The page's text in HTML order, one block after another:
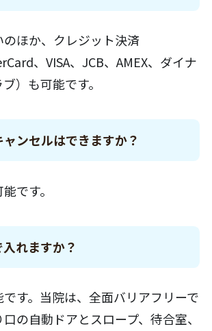
のほか、クレジット決済
、VISA、JCB、AMEX、ダイナ
）も可能です。
ンセルはできますか？
です。
れますか？
です。当院は、全面バリアフリーで
の自動ドアとスロープ、待合室、